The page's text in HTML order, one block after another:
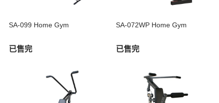
SA-099 Home Gym
已售完
SA-072WP Home Gym
已售完